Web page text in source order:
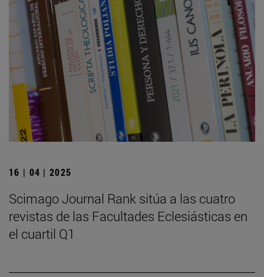
16 | 04 | 2025
Scimago Journal Rank sitúa a las cuatro
revistas de las Facultades Eclesiásticas en
el cuartil Q1